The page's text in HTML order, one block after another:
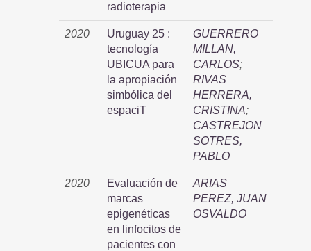
radioterapia
2020
Uruguay 25 :
tecnología
UBICUA para
la apropiación
simbólica del
espaciT
GUERRERO
MILLAN,
CARLOS;
RIVAS
HERRERA,
CRISTINA;
CASTREJON
SOTRES,
PABLO
2020
Evaluación de
marcas
epigenéticas
en linfocitos de
pacientes con
ARIAS
PEREZ, JUAN
OSVALDO